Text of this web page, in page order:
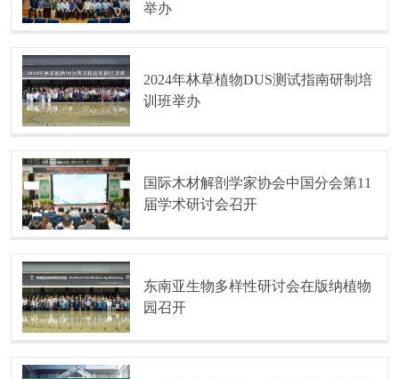
举办
2024年林草植物DUS测试指南研制培
训班举办
国际木材解剖学家协会中国分会第11
届学术研讨会召开
东南亚生物多样性研讨会在版纳植物
园召开